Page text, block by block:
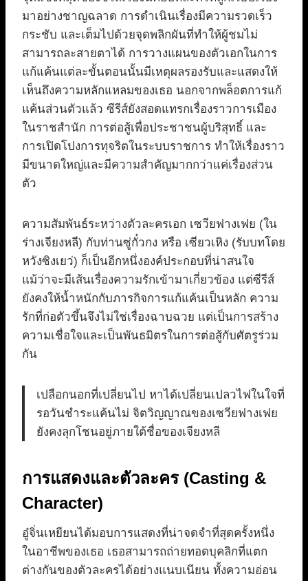
มาอย่างชาญฉลาด การดำเนินเรื่องมีความรวดเร็ว
กระชับ และเต็มไปด้วยจุดพลิกผันที่ทำให้ผู้ชมไม่
สามารถละสายตาได้ การวางแผนของตัวเอกในการ
แก้แค้นแต่ละขั้นตอนนั้นมีเหตุผลรองรับและแสดงให้
เห็นถึงความหลักแหลมของเธอ นอกจากพล็อตการแก้
แค้นส่วนตัวแล้ว ซีรีส์ยังสอดแทรกเรื่องราวการเมือง
ในราชสำนัก การต่อสู้เพื่อประชาชนผู้บริสุทธิ์ และ
การเปิดโปงการทุจริตในระบบราชการ ทำให้เรื่องราว
มีขนาดใหญ่และมีความสำคัญมากกว่าแค่เรื่องส่วน
ตัว
ความสัมพันธ์ระหว่างตัวละครเอก เซวียฟางเฟย (ใน
ร่างเจียงหลี) กับท่านซู่กั๋วกง หรือ เซียวเหิง (รับบทโดย
หวังซิงเยว่) ก็เป็นอีกหนึ่งองค์ประกอบที่น่าสนใจ
แม้ว่าจะมีเส้นเรื่องความรักเข้ามาเกี่ยวข้อง แต่ซีรีส์
ยังคงให้น้ำหนักกับภารกิจการแก้แค้นเป็นหลัก ความ
รักที่ก่อตัวขึ้นจึงไม่ใช่เรื่องฉาบฉวย แต่เป็นการสร้าง
ความเชื่อใจและเป็นพันธมิตรในการต่อสู้กับศัตรูร่วม
กัน
เปลือกนอกที่เปลี่ยนไป หาได้เปลี่ยนเปลวไฟในใจที่
รอวันชำระแค้นไม่ จิตวิญญาณของเซวียฟางเฟย
ยังคงลุกโชนอยู่ภายใต้ชื่อของเจียงหลี
การแสดงและตัวละคร (Casting &
Character)
อู๋จิ่นเหยียนได้มอบการแสดงที่น่าจดจำที่สุดครั้งหนึ่ง
ในอาชีพของเธอ เธอสามารถถ่ายทอดบุคลิกที่แตก
ต่างกันของตัวละครได้อย่างแนบเนียน ทั้งความอ่อน